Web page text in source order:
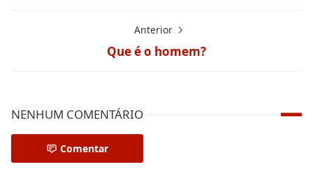
Anterior
Que é o homem?
NENHUM COMENTÁRIO
Comentar